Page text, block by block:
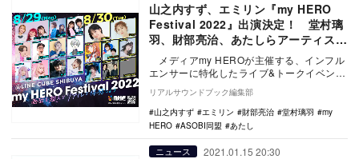
山之内すず、エミリン『my HERO
Festival 2022』出演決定！ 堂村璃
羽、財部亮治、あたしらアーティスト
も続々
メディアmy HEROが主催する、インフル
エンサーに特化したライブ&トークイベント
リアルサウンドブック編集部
山之内すず
エミリン 財部亮治 堂村璃羽
my
HERO
ASOBI同盟 あたし
ニュース 2021.01.15 20:30